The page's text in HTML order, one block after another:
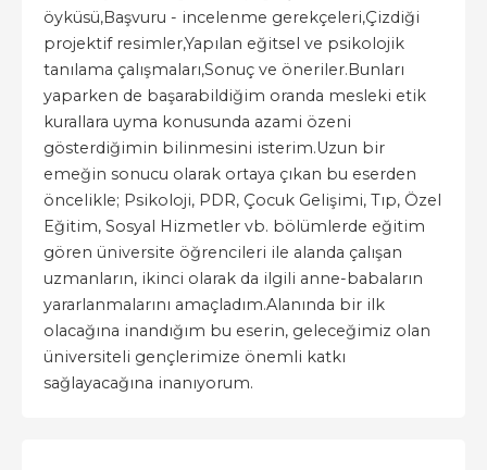
öyküsü,Başvuru - incelenme gerekçeleri,Çizdiği
projektif resimler,Yapılan eğitsel ve psikolojik
tanılama çalışmaları,Sonuç ve öneriler.Bunları
yaparken de başarabildiğim oranda mesleki etik
kurallara uyma konusunda azami özeni
gösterdiğimin bilinmesini isterim.Uzun bir
emeğin sonucu olarak ortaya çıkan bu eserden
öncelikle; Psikoloji, PDR, Çocuk Gelişimi, Tıp, Özel
Eğitim, Sosyal Hizmetler vb. bölümlerde eğitim
gören üniversite öğrencileri ile alanda çalışan
uzmanların, ikinci olarak da ilgili anne-babaların
yararlanmalarını amaçladım.Alanında bir ilk
olacağına inandığım bu eserin, geleceğimiz olan
üniversiteli gençlerimize önemli katkı
sağlayacağına inanıyorum.